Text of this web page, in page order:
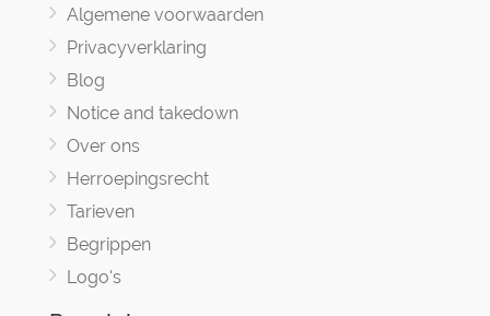
Algemene voorwaarden
Privacyverklaring
Blog
Notice and takedown
Over ons
Herroepingsrecht
Tarieven
Begrippen
Logo's